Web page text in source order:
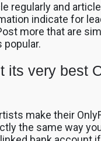
regularly and
indicate for
more that are
its very best
make their
the same way